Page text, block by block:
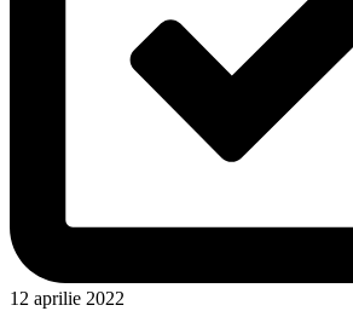
12 aprilie 2022